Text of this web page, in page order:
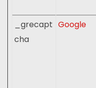
_grecapt
cha
Google